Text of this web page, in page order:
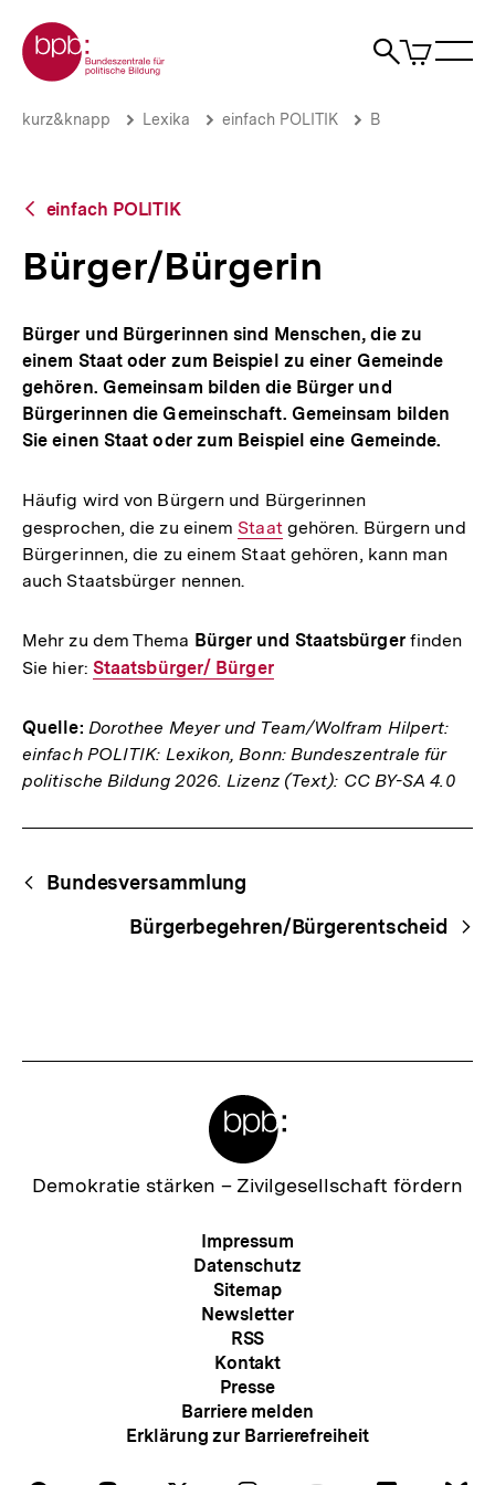
zum
Seiteninhalt
springen
Zur Startseite der bpb
Suche
Artikel
im
Bürger/Bürgerin
Brotkrümelnavigation
Pfadnavigation
kurz&knapp Lexika einfach POLITIK B
Zurück
Übersicht
einfach POLITIK
Bürger/Bürgerin
Bürger und Bürgerinnen sind Menschen, die zu
einem Staat oder zum Beispiel zu einer Gemeinde
gehören. Gemeinsam bilden die Bürger und
Bürgerinnen die Gemeinschaft. Gemeinsam bilden
Sie einen Staat oder zum Beispiel eine Gemeinde.
Häufig wird von Bürgern und Bürgerinnen
gesprochen, die zu einem Interner
Link:
Staatgehören. Bürgern und
Bürgerinnen, die zu einem Staat gehören, kann man
auch Staatsbürger nennen.
Mehr zu dem Thema Bürger und Staatsbürgerfinden
Sie hier: Interner
Staatsbürger/ Bürger
Quelle: Dorothee Meyer und Team/Wolfram Hilpert:
einfach POLITIK: Lexikon, Bonn: Bundeszentrale für
politische Bildung 2026. Lizenz (Text): CC BY-SA 4.0
Begriffsnavigation
Content-
Navigation
Bundesversammlung
Bürgerbegehren/Bürgerentscheid
Zur
Demokratie stärken – Zivilgesellschaft fördern
Meta-
Navigation
Impressum
Datenschutz
Sitemap
Newsletter
RSS
Kontakt
Presse
Barriere melden
Erklärung zur Barrierefreiheit